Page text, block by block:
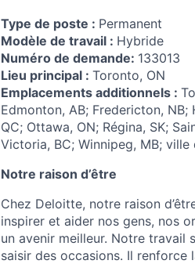
Type de poste : Permanent
Modèle de travail : Hybride
Numéro de demande: 133013
Lieu principal : Toronto, ON
Emplacements additionnels :
Edmonton, AB; Fredericton,
QC; Ottawa, ON; Régina, SK;
Victoria, BC; Winnipeg, MB; ville
Notre raison d’être
Chez Deloitte, notre raison
inspirer et aider nos gens, nos
un avenir meilleur. Notre travail
saisir des occasions. Il renforce